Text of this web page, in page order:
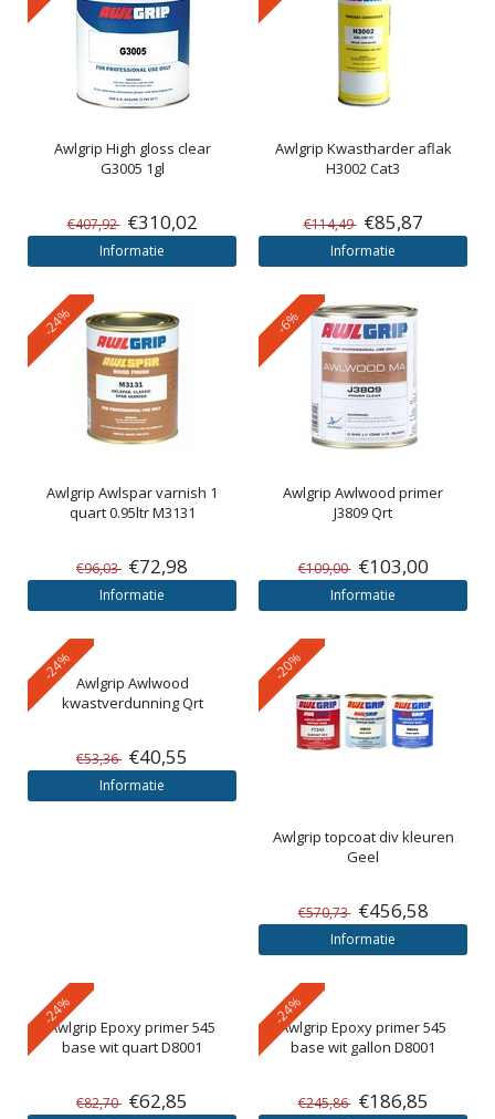
Awlgrip High gloss clear
G3005 1gl
€407,92 €310,02
Informatie
Awlgrip Kwastharder aflak
H3002 Cat3
€114,49 €85,87
Informatie
-24%
Awlgrip Awlspar varnish 1
quart 0.95ltr M3131
€96,03 €72,98
Informatie
-6%
Awlgrip Awlwood primer
J3809 Qrt
€109,00 €103,00
Informatie
-24%Awlgrip Awlwood
kwastverdunning Qrt
€53,36 €40,55
Informatie
-20%
Awlgrip topcoat div kleuren
Geel
€570,73 €456,58
Informatie
-24%
Awlgrip Epoxy primer 545
base wit quart D8001
€82,70 €62,85
-24%
Awlgrip Epoxy primer 545
base wit gallon D8001
€245,86 €186,85